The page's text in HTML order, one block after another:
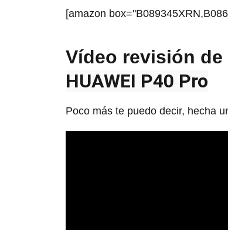
[amazon
Vídeo revisión de
HUAWEI P40 Pro
Poco más te puedo decir, hecha